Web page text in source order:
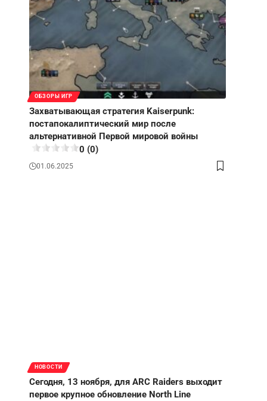
ОБЗОРЫ ИГР
Захватывающая стратегия Kaiserpunk:
постапокалиптический мир после
альтернативной Первой мировой войны
0 (0)
01.06.2025
НОВОСТИ
Сегодня, 13 ноября, для ARC Raiders выходит
первое крупное обновление North Line